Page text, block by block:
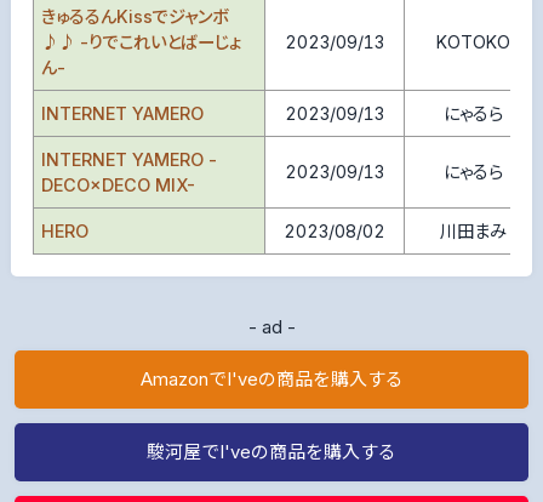
きゅるるんKissでジャンボ
♪♪ -りでこれいとばーじょ
ん-
2023/09/13 KOTOKO
INTERNET YAMERO 2023/09/13 にゃるら
INTERNET YAMERO -
DECO×DECO MIX-
2023/09/13 にゃるら
HERO 2023/08/02 川田まみ
- ad -
AmazonでI'veの商品を購入する
駿河屋でI'veの商品を購入する